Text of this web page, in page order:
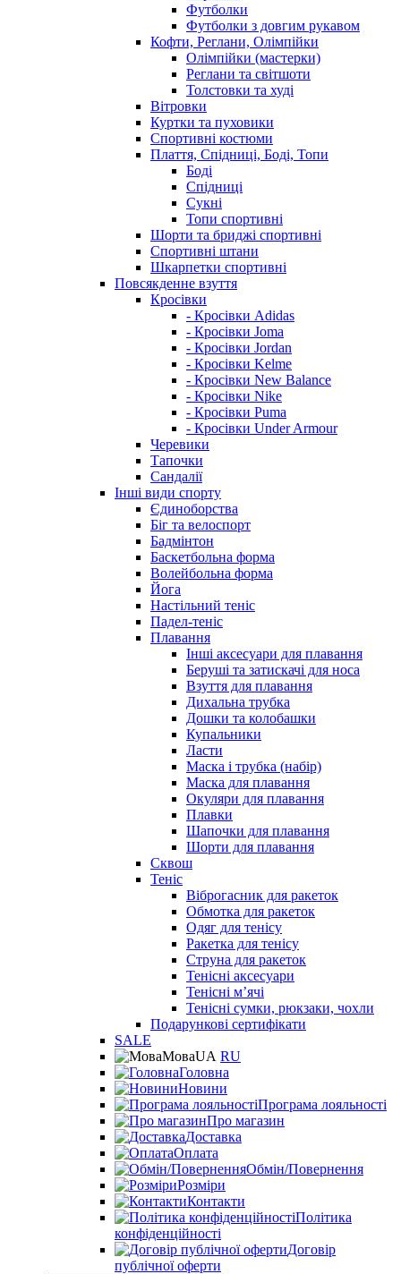
Футболки
Футболки з довгим рукавом
Кофти, Реглани, Олімпійки
Олімпійки (мастерки)
Реглани та світшоти
Толстовки та худі
Вітровки
Куртки та пуховики
Спортивні костюми
Плаття, Спідниці, Боді, Топи
Боді
Спідниці
Сукні
Топи спортивні
Шорти та бриджі спортивні
Спортивні штани
Шкарпетки спортивні
Повсякденне взуття
Кросівки
- Кросівки Adidas
- Кросівки Joma
- Кросівки Jordan
- Кросівки Kelme
- Кросівки New Balance
- Кросівки Nike
- Кросівки Puma
- Кросівки Under Armour
Черевики
Тапочки
Сандалії
Інші види спорту
Єдиноборства
Біг та велоспорт
Бадмінтон
Баскетбольна форма
Волейбольна форма
Йога
Настільний теніс
Падел-теніс
Плавання
Інші аксесуари для плавання
Беруші та затискачі для носа
Взуття для плавання
Дихальна трубка
Дошки та колобашки
Купальники
Ласти
Маска і трубка (набір)
Маска для плавання
Окуляри для плавання
Плавки
Шапочки для плавання
Шорти для плавання
Сквош
Теніс
Віброгасник для ракеток
Обмотка для ракеток
Одяг для тенісу
Ракетка для тенісу
Струна для ракеток
Тенісні аксесуари
Тенісні мʼячі
Тенісні сумки, рюкзаки, чохли
Подарункові сертифікати
SALE
МоваUA RU
Головна
Новини
Програма лояльності
Про магазин
Доставка
Оплата
Обмін/Повернення
Розміри
Контакти
Політика
конфіденційності
Договір
публічної оферти